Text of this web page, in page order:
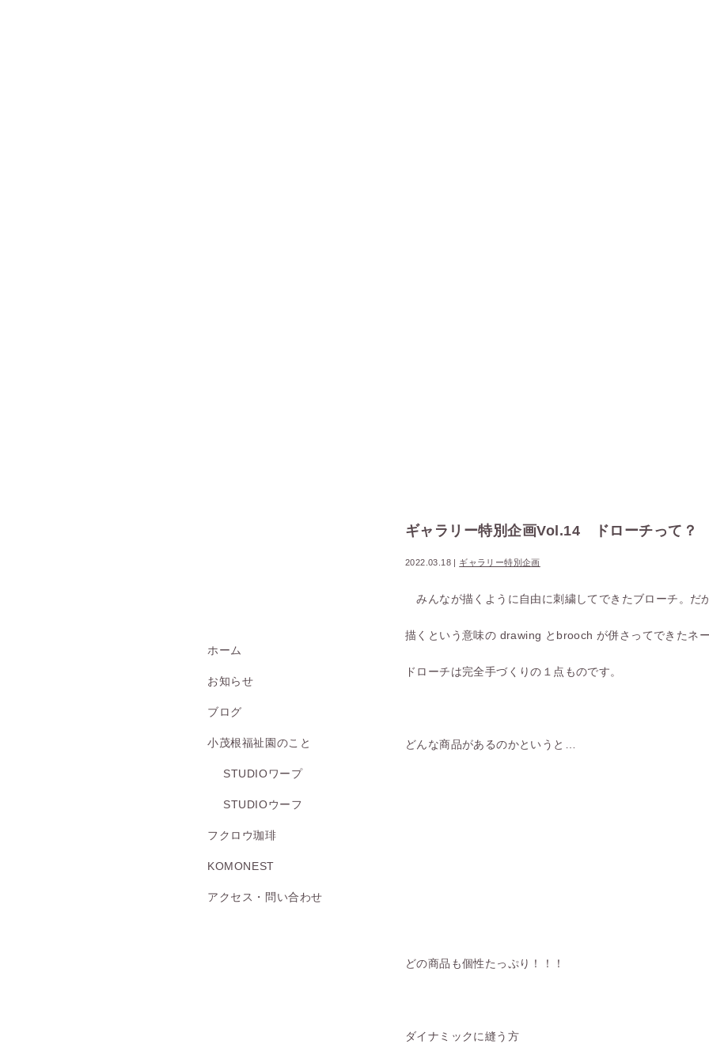
ホーム
お知らせ
ブログ
小茂根福祉園のこと
STUDIOワープ
STUDIOウーフ
フクロウ珈琲
KOMONEST
アクセス・問い合わせ
ギャラリー特別企画Vol.14 ドローチって？
2022.03.18 | ギャラリー特別企画
みんなが描くように自由に刺繍してできたブローチ。だ
描くという意味の drawing とbrooch が併さってできたネー
ドローチは完全手づくりの１点ものです。
どんな商品があるのかというと…
どの商品も個性たっぷり！！！
ダイナミックに縫う方